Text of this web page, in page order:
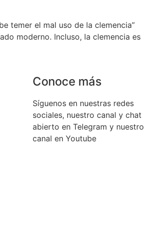
temer el mal uso de la clemencia”
moderno. Incluso, la clemencia es
Conoce más
Síguenos en nuestras redes
sociales, nuestro canal y chat
abierto en Telegram y nuestro
canal en Youtube